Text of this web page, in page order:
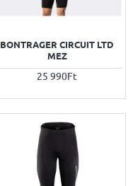
BONTRAGER CIRCUIT LTD
MEZ
25 990Ft